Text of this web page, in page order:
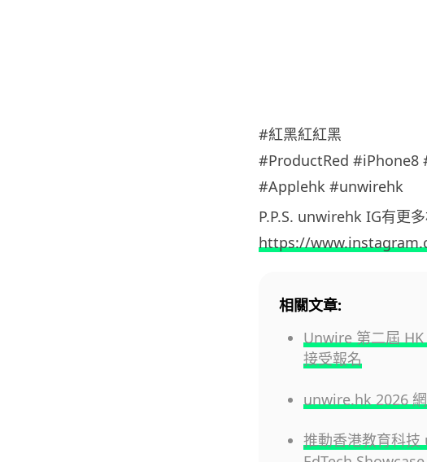
#紅黑紅紅黑
#ProductRed #iPhone8
#Applehk #unwirehk
P.P.S. unwirehk IG有更
https://
相關文章:
Unwire 第二屆
接受報名
unwire.hk 2026
推動香港教育科